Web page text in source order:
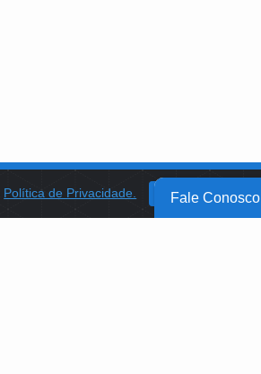
Política de Privacidade. OKFale Conosco
BANCO DO BRASIL